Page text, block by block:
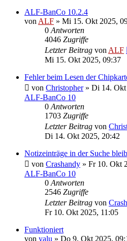
ALF-BanCo 10.2.4
von ALF » Mi 15. Okt 2025,
0 Antworten
4046 Zugriffe
Letzter Beitrag von ALF
Mi 15. Okt 2025, 09:37
Fehler beim Lesen der
von Christopher» Di 14. Okt
ALF-BanCo 10
0 Antworten
1703 Zugriffe
Letzter Beitrag von
Di 14. Okt 2025, 20:42
Notizeinträge in der Suche
von Crashandy » Fr 10. Okt
ALF-BanCo 10
0 Antworten
2546 Zugriffe
Letzter Beitrag von
Fr 10. Okt 2025, 11:05
Funktioniert
von yalu » Do 9. Okt 2025,